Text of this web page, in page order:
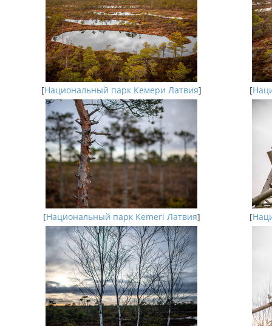
[Национальный парк Кемери Латвия] [
[Национальный парк Kemeri Латвия] [